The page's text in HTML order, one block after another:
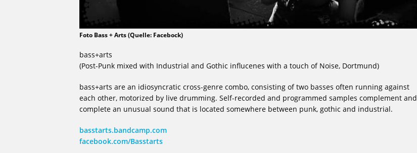
Foto Bass + Arts (Quelle: Facebock)
bass+arts
(Post-Punk mixed with Industrial and Gothic influcenes with a touch of Noise, Dortmund)
bass+arts are an idiosyncratic cross-genre combo, consisting of two basses often running against
each other, motorized by live drumming. Self-recorded and programmed samples complement and
complete an unusual sound that is located somewhere between punk, gothic and industrial.
basstarts.bandcamp.com
facebook.com/Basstarts